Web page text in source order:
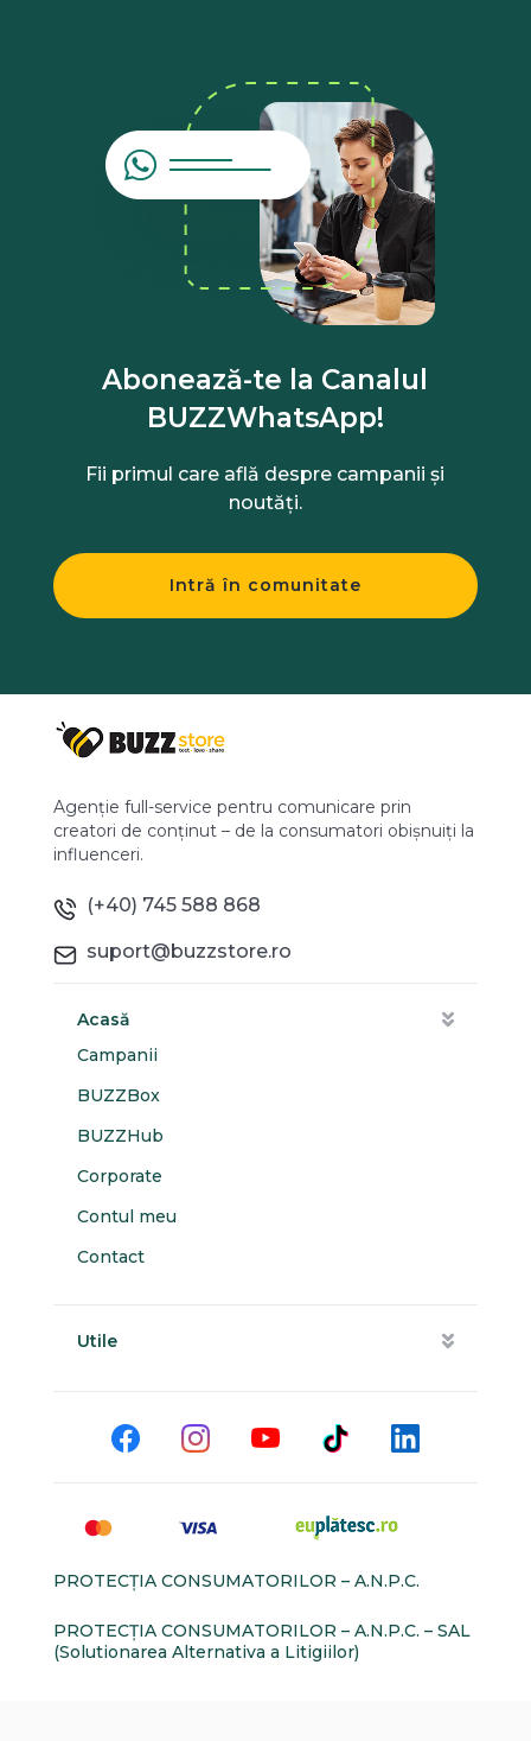
Abonează-te la Canalul
BUZZWhatsApp!
Fii primul care află despre campanii și
noutăți.
Intră în comunitate
Agenție full-service pentru comunicare prin
creatori de conținut – de la consumatori obișnuiți la
influenceri.
(+40) 745 588 868
suport@buzzstore.ro
Acasă
Campanii
BUZZBox
BUZZHub
Corporate
Contul meu
Contact
Utile
PROTECŢIA CONSUMATORILOR – A.N.P.C.
PROTECŢIA CONSUMATORILOR – A.N.P.C. – SAL
(Solutionarea Alternativa a Litigiilor)